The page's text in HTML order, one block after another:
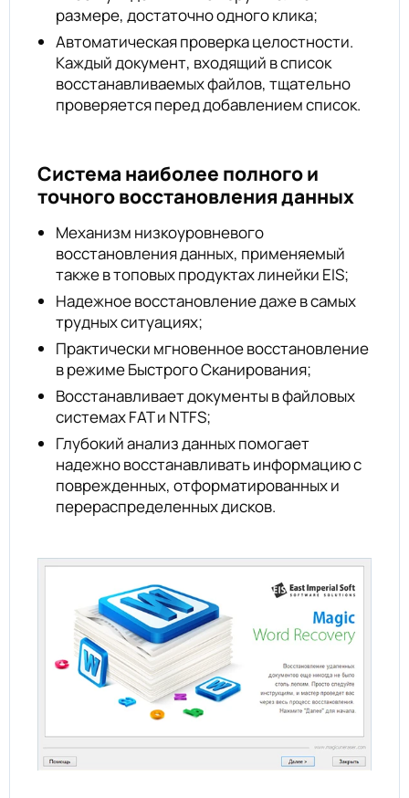
размере, достаточно одного клика;
Автоматическая проверка целостности.
Каждый документ, входящий в список
восстанавливаемых файлов, тщательно
проверяется перед добавлением список.
Система наиболее полного и
точного восстановления данных
Механизм низкоуровневого
восстановления данных, применяемый
также в топовых продуктах линейки EIS;
Надежное восстановление даже в самых
трудных ситуациях;
Практически мгновенное восстановление
в режиме Быстрого Сканирования;
Восстанавливает документы в файловых
системах FAT и NTFS;
Глубокий анализ данных помогает
надежно восстанавливать информацию с
поврежденных, отформатированных и
перераспределенных дисков.